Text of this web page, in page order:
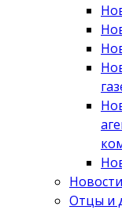
Отцы и